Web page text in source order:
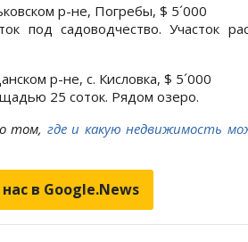
р-не, Погребы, $ 5´000
под садоводчество. Участок
р-не, с. Кисловка, $ 5´000
25 соток. Рядом озеро.
том, где и какую недвижимость
в Google.News